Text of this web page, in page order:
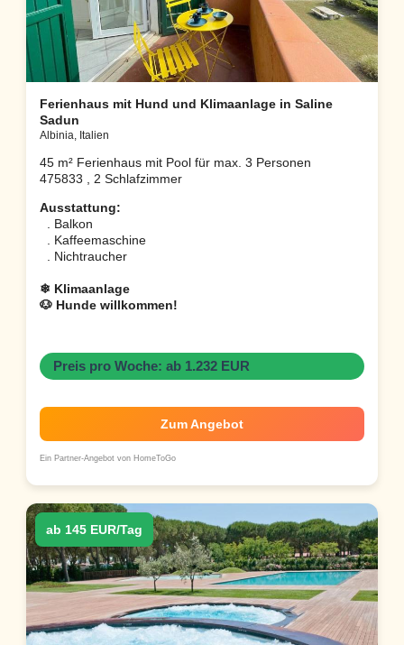
Ferienhaus mit Hund und Klimaanlage in Saline
Sadun
Albinia, Italien
45 m² Ferienhaus mit Pool für max. 3 Personen
475833 , 2 Schlafzimmer
Ausstattung:
. Balkon
. Kaffeemaschine
. Nichtraucher
❄ Klimaanlage
🐶 Hunde willkommen!
Preis pro Woche: ab 1.232 EUR
Zum Angebot
Ein Partner-Angebot von HomeToGo
ab 145 EUR/Tag